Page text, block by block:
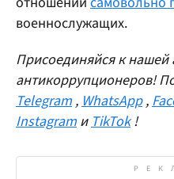
военнослужащих.
Присоединяйся к нашей
антикоррупционеров!
Telegram ,WhatsApp ,
Instagram иTikTok !